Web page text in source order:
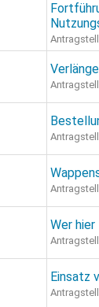
Wer
Einsatz